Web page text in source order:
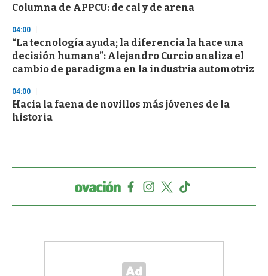
Columna de APPCU: de cal y de arena
04:00
“La tecnología ayuda; la diferencia la hace una
decisión humana”: Alejandro Curcio analiza el
cambio de paradigma en la industria automotriz
04:00
Hacia la faena de novillos más jóvenes de la
historia